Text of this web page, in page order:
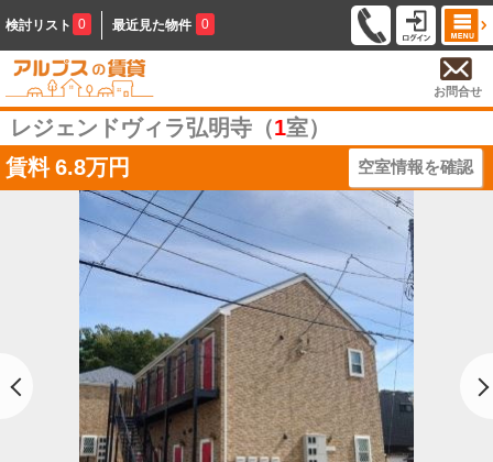
検討リスト 0 最近見た物件 0
お問合せ
レジェンドヴィラ弘明寺（1室）
賃料 6.8万円 空室情報を確認